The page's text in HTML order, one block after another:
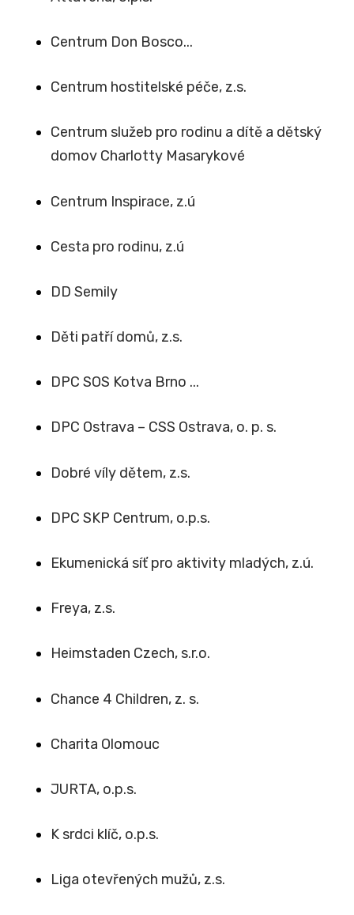
Centrum Don Bosco...
Centrum hostitelské péče, z.s.
Centrum služeb pro rodinu a dítě a dětský
domov Charlotty Masarykové
Centrum Inspirace, z.ú
Cesta pro rodinu, z.ú
DD Semily
Děti patří domů, z.s.
DPC SOS Kotva Brno ...
DPC Ostrava – CSS Ostrava, o. p. s.
Dobré víly dětem, z.s.
DPC SKP Centrum, o.p.s.
Ekumenická síť pro aktivity mladých, z.ú.
Freya, z.s.
Heimstaden Czech, s.r.o.
Chance 4 Children, z. s.
Charita Olomouc
JURTA, o.p.s.
K srdci klíč, o.p.s.
Liga otevřených mužů, z.s.